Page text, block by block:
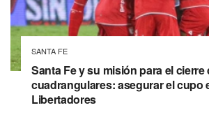
SANTA FE
Santa Fe y su misión para el cierre
cuadrangulares: asegurar el cupo
Libertadores